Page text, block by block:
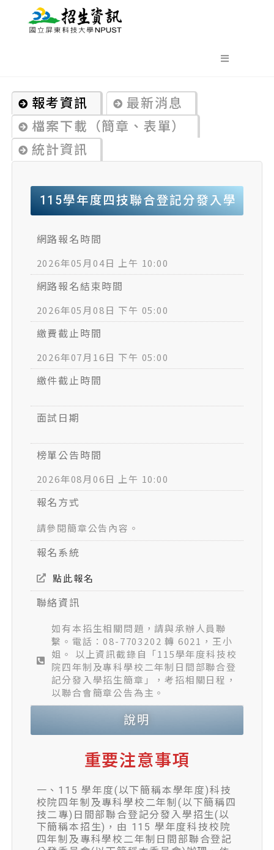
報考資訊
最新消息
檔案下載（簡章、表單）
統計資訊
115學年度四技聯合登記分發入學
網路報名時間
2026年05月04日 上午 10:00
網路報名結束時間
2026年05月08日 下午 05:00
繳費截止時間
2026年07月16日 下午 05:00
繳件截止時間
面試日期
榜單公告時間
2026年08月06日 上午 10:00
報名方式
請參閱簡章公告內容。
報名系統
點此報名
聯絡資訊
如有本招生相關問題，請與承辦人員聯
繫。電話：08-7703202 轉 6021，王小
姐。 以上資訊截錄自「115學年度科技校
院四年制及專科學校二年制日間部聯合登
記分發入學招生簡章」，考招相關日程，
以聯合會簡章公告為主。
說明
重要注意事項
一、115 學年度(以下簡稱本學年度)科技
校院四年制及專科學校二年制(以下簡稱四
技二專)日間部聯合登記分發入學招生(以
下簡稱本招生)，由 115 學年度科技校院
四年制及專科學校二年制日間部聯合登記